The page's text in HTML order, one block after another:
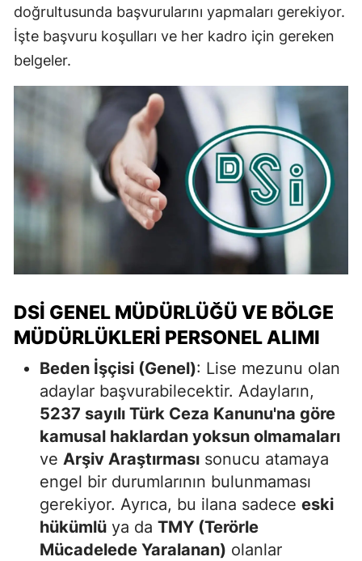
doğrultusunda başvurularını yapmaları gerekiyor.
İşte başvuru koşulları ve her kadro için gereken
belgeler.
DSİ GENEL MÜDÜRLÜĞÜ VE BÖLGE
MÜDÜRLÜKLERI PERSONEL ALIMI
Beden İşçisi (Genel): Lise mezunu olan
adaylar başvurabilecektir. Adayların,
5237 sayılı Türk Ceza Kanunu'na göre
kamusal haklardan yoksun olmamaları
ve Arşiv Araştırması sonucu atamaya
engel bir durumlarının bulunmaması
gerekiyor. Ayrıca, bu ilana sadece eski
hükümlü ya da TMY (Terörle
Mücadelede Yaralanan) olanlar